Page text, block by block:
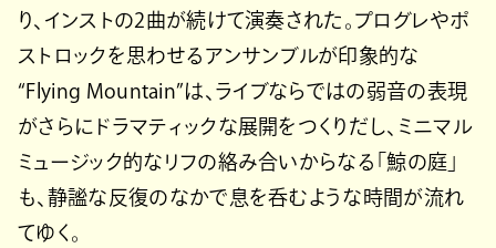
り、インストの2曲が続けて演奏された。プログレやポ
ストロックを思わせるアンサンブルが印象的な
“Flying Mountain”は、ライブならではの弱音の表現
がさらにドラマティックな展開をつくりだし、ミニマル
ミュージック的なリフの絡み合いからなる「鯨の庭」
も、静謐な反復のなかで息を呑むような時間が流れ
てゆく。